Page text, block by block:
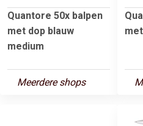
Quantore 50x balpen
met dop blauw
medium
Meerdere shops